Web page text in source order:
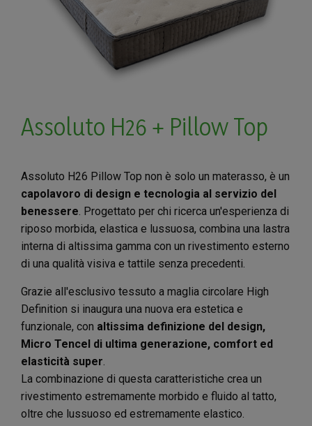
Assoluto H26 + Pillow Top
Assoluto H26 Pillow Top non è solo un materasso, è un
capolavoro di design e tecnologia al servizio del
benessere. Progettato per chi ricerca un'esperienza di
riposo morbida, elastica e lussuosa, combina una lastra
interna di altissima gamma con un rivestimento esterno
di una qualità visiva e tattile senza precedenti.
Grazie all'esclusivo tessuto a maglia circolare High
Definition si inaugura una nuova era estetica e
funzionale, con altissima definizione del design,
Micro Tencel di ultima generazione, comfort ed
elasticità super.
La combinazione di questa caratteristiche crea un
rivestimento estremamente morbido e fluido al tatto,
oltre che lussuoso ed estremamente elastico.